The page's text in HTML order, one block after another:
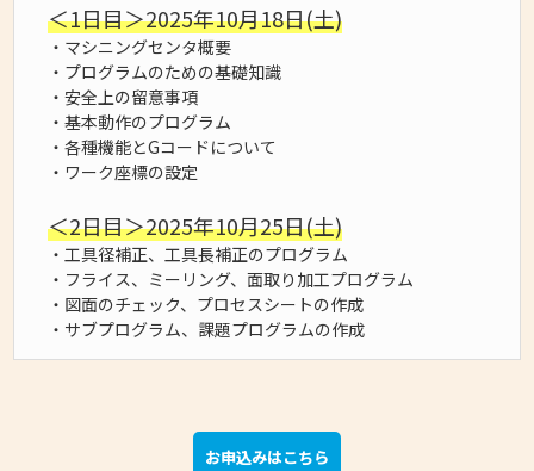
＜1日目＞2025年10月18日(土)
・マシニングセンタ概要
・プログラムのための基礎知識
・安全上の留意事項
・基本動作のプログラム
・各種機能とGコードについて
・ワーク座標の設定
＜2日目＞2025年10月25日(土)
・工具径補正、工具長補正のプログラム
・フライス、ミーリング、面取り加工プログラム
・図面のチェック、プロセスシートの作成
・サブプログラム、課題プログラムの作成
お申込みはこちら